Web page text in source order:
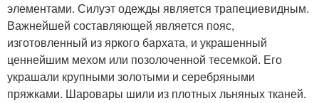
элементами. Силуэт одежды является трапециевидным.
Важнейшей составляющей является пояс,
изготовленный из яркого бархата, и украшенный
ценнейшим мехом или позолоченной тесемкой. Его
украшали крупными золотыми и серебряными
пряжками. Шаровары шили из плотных льняных тканей.